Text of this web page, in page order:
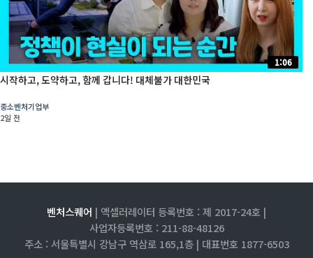
1:06
시작하고, 도약하고, 함께 갑니다! 대체불가 대한민국
중소벤처기업부
2일 전
벤처스퀘어 | 액셀러레이터 등록번호 : 제 2017-24호 |
사업자등록번호 : 211-88-48126
주소 : 서울특별시 강남구 역삼로 165,1층 | 대표번호 1877-6503